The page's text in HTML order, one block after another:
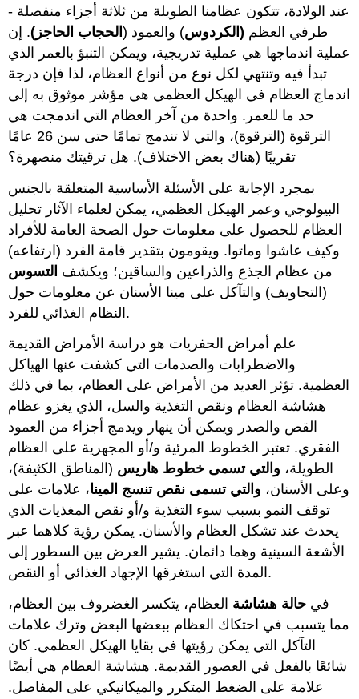
عند الولادة، تتكون عظامنا الطويلة من ثلاثة أجزاء منفصلة -
طرفي العظم (الكردوس) والعمود (الحجاب الحاجز). إن
عملية اندماجها هي عملية تدريجية، ويمكن التنبؤ بالعمر الذي
تبدأ فيه وتنتهي لكل نوع من أنواع العظام، لذا فإن درجة
اندماج العظام في الهيكل العظمي هي مؤشر موثوق به إلى
حد ما للعمر. واحدة من آخر العظام التي اندمجت هي
الترقوة (الترقوة)، والتي لا تندمج تمامًا حتى سن 26 عامًا
تقريبًا (هناك بعض الاختلاف). هل ترقيتك منصهرة؟
بمجرد الإجابة على الأسئلة الأساسية المتعلقة بالجنس
البيولوجي وعمر الهيكل العظمي، يمكن لعلماء الآثار تحليل
العظام للحصول على معلومات حول الصحة العامة للأفراد
وكيف عاشوا وماتوا. ويقومون بتقدير قامة الفرد (ارتفاعه)
من عظام الجذع والذراعين والساقين؛ ويكشف التسوس
(التجاويف) والتآكل على مينا الأسنان عن معلومات حول
النظام الغذائي للفرد.
علم أمراض الحفريات هو دراسة الأمراض القديمة
والاضطرابات والصدمات التي كشفت عنها الهياكل
العظمية. تؤثر العديد من الأمراض على العظام، بما في ذلك
هشاشة العظام ونقص التغذية والسل، الذي يغزو عظام
القص والصدر ويمكن أن ينهار ويدمج أجزاء من العمود
الفقري. تعتبر الخطوط المرئية و/أو المجهرية على العظام
الطويلة، والتي تسمى خطوط هاريس (المناطق الكثيفة)،
وعلى الأسنان، والتي تسمى نقص تنسج المينا، علامات على
توقف النمو بسبب سوء التغذية و/أو نقص المغذيات الذي
يحدث عند تشكل العظام والأسنان. يمكن رؤية كلاهما عبر
الأشعة السينية وهما دائمان. يشير العرض بين السطور إلى
المدة التي استغرقها الإجهاد الغذائي أو النقص.
في حالة هشاشة العظام، يتكسر الغضروف بين العظام،
مما يتسبب في احتكاك العظام ببعضها البعض وترك علامات
التآكل التي يمكن رؤيتها في بقايا الهيكل العظمي. كان
شائعًا بالفعل في العصور القديمة. هشاشة العظام هي أيضًا
علامة على الضغط المتكرر والميكانيكي على المفاصل.